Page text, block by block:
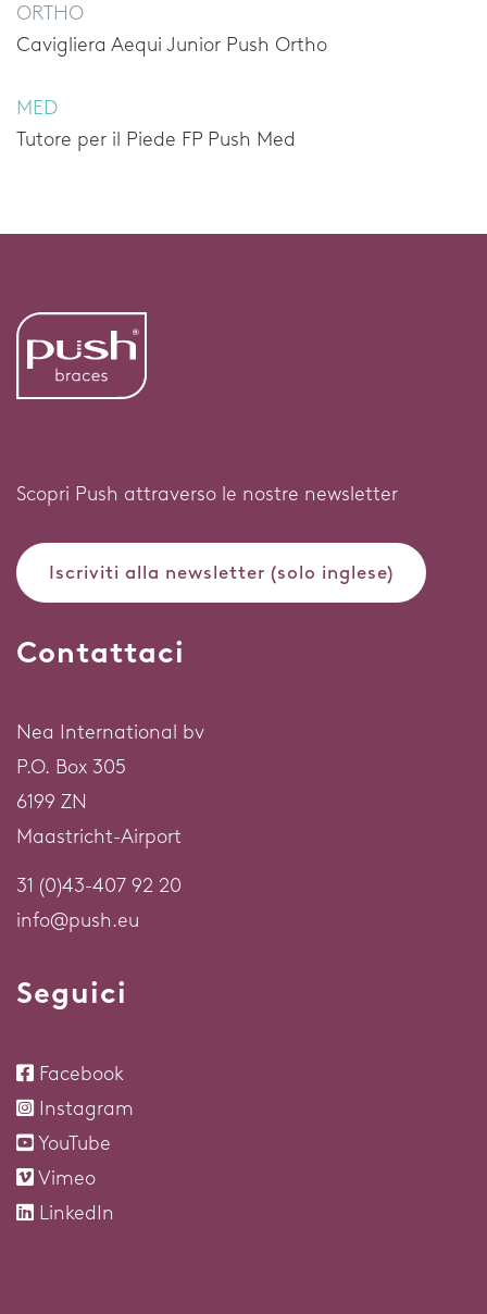
ORTHO
Cavigliera Aequi Junior Push Ortho
MED
Tutore per il Piede FP Push Med
Scopri Push attraverso le nostre newsletter
Iscriviti alla newsletter (solo inglese)
Contattaci
Nea International bv
P.O. Box 305
6199 ZN
Maastricht-Airport
31 (0)43-407 92 20
info@push.eu
Seguici
Facebook
Instagram
YouTube
Vimeo
LinkedIn